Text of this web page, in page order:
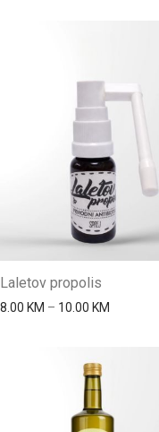
Laletov propolis
8.00 KM – 10.00 KM